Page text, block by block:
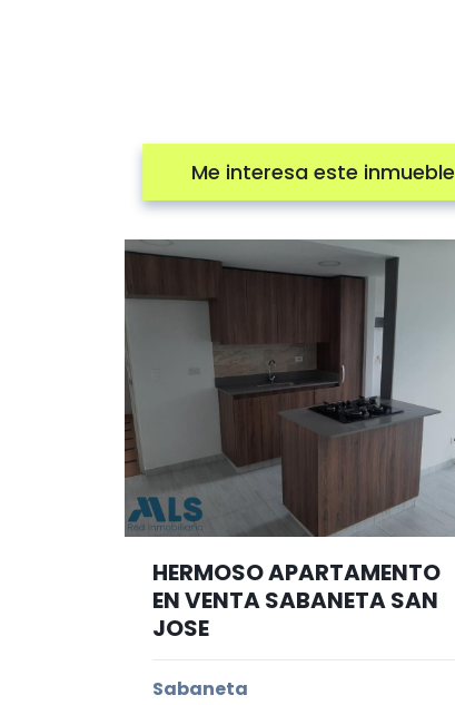
Me interesa este inmueble
HERMOSO APARTAMENTO
EN VENTA SABANETA SAN
JOSE
Sabaneta